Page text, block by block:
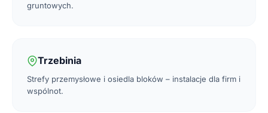
gruntowych.
Trzebinia
Strefy przemysłowe i osiedla bloków – instalacje dla firm i
wspólnot.